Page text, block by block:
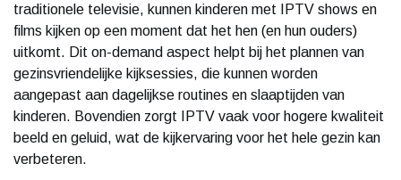
traditionele televisie, kunnen kinderen met IPTV shows en
films kijken op een moment dat het hen (en hun ouders)
uitkomt. Dit on-demand aspect helpt bij het plannen van
gezinsvriendelijke kijksessies, die kunnen worden
aangepast aan dagelijkse routines en slaaptijden van
kinderen. Bovendien zorgt IPTV vaak voor hogere kwaliteit
beeld en geluid, wat de kijkervaring voor het hele gezin kan
verbeteren.